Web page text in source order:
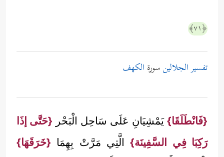
﴿٧١﴾
تفسير الجلالينسورة الكهف
{فَانْطَلَقَا} يَمْشِيَانِ عَلَى سَاحِل الْبَحْر {حَتَّى إذَا
رَكِبَا فِي السَّفِينَة}الَّتِي مَرَّتْ بِهِمَا {خَرَقَهَا}